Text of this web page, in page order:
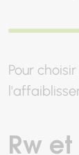
Pour
Rw